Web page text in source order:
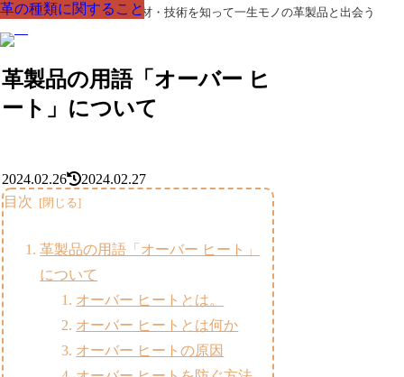
革製品の部品の呼び名・素材・技術を知って一生モノの革製品と出会う
革製品の用語「オーバー ヒ
ート」について
革の種類に関すること
2024.02.26
2024.02.27
目次
革製品の用語「オーバー ヒート」
について
オーバー ヒートとは。
オーバー ヒートとは何か
オーバー ヒートの原因
革の種類に関すること
革の種類に関すること
革の種類に関すること
革の種類に関すること
革の種類に関すること
革の種類に関すること